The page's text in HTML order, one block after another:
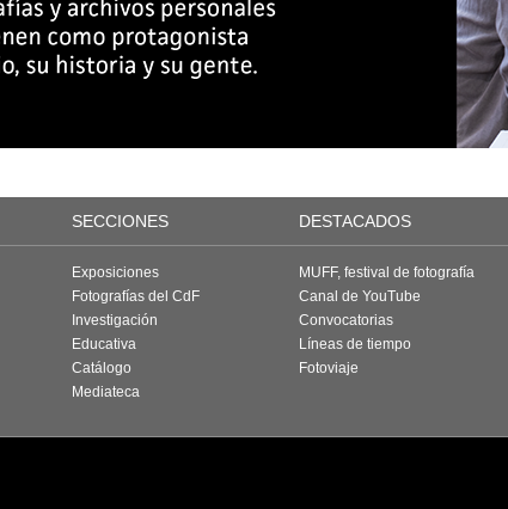
SECCIONES DESTACADOS
Exposiciones
Fotografías del CdF
Investigación
Educativa
Catálogo
Mediateca
MUFF, festival de fotografía
Canal de YouTube
Convocatorias
Líneas de tiempo
Fotoviaje